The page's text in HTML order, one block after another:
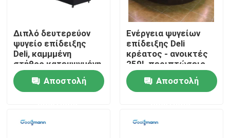
Σπίτι
Διπλό δευτερεύον
ψυγείο επίδειξης
Deli, καμμμένη
στήθος κατεψυγμένη
γυαλί περίπτωση Deli
Αποστολή
Ενέργεια ψυγείων
επίδειξης Deli
κρέατος - ανοικτές
259L περιπτώσεις
υπεραγορών
αποταμίευσης
Αποστολή